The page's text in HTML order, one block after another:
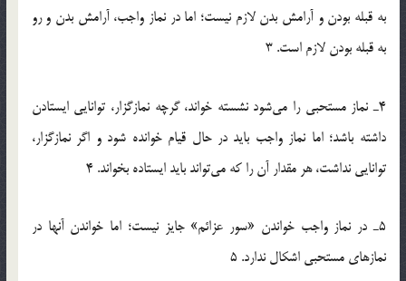
به قبله بودن و آرامش بدن لازم نیست؛ اما در نماز واجب، آرامش بدن و رو
به قبله بودن لازم است. 3
4ـ نماز مستحبی را می‌شود نشسته خواند، گرچه نمازگزار، توانایی ایستادن
داشته باشد؛ اما نماز واجب باید در حال قیام خوانده شود و اگر نمازگزار،
توانایی نداشت، هر مقدار آن را که می‌تواند باید ایستاده بخواند. 4
5ـ در نماز واجب خواندن «سور عزائم» جایز نیست؛ اما خواندن آنها در
نمازهای مستحبی اشکال ندارد. 5